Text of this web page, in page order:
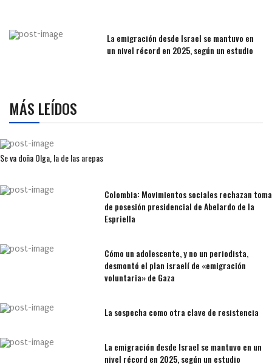
La emigración desde Israel se mantuvo en
un nivel récord en 2025, según un estudio
MÁS LEÍDOS
Se va doña Olga, la de las arepas
Colombia: Movimientos sociales rechazan toma
de posesión presidencial de Abelardo de la
Espriella
Cómo un adolescente, y no un periodista,
desmontó el plan israelí de «emigración
voluntaria» de Gaza
La sospecha como otra clave de resistencia
La emigración desde Israel se mantuvo en un
nivel récord en 2025, según un estudio